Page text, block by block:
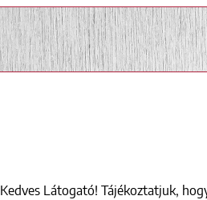
Kedves Látogató! Tájékoztatjuk,